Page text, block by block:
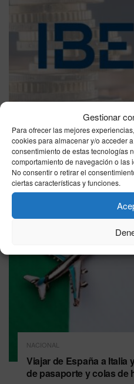
Gestionar
Para ofrecer las mejores
cookies para almacenar y/o acceder
consentimiento de estas tecnologías
comportamiento de navegación o las
No consentir o retirar el
ciertas características y funciones.
IBEX 35, jueves 6 de
alza y roza los 20.279
06/08/2026
NACIONAL
Viajar de España a Italia
de pasaporte y colas de